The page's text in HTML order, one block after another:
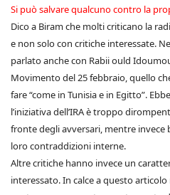
Si può salvare qualcuno contro la
Dico a Biram che molti criticano la
e non solo con critiche interessate.
parlato anche con Rabii ould
Movimento del 25 febbraio, quello
fare “come in Tunisia e in Egitto”.
l’iniziativa dell’IRA è troppo
fronte degli avversari, mentre
loro contraddizioni interne.
Altre critiche hanno invece un
interessato. In calce a questo